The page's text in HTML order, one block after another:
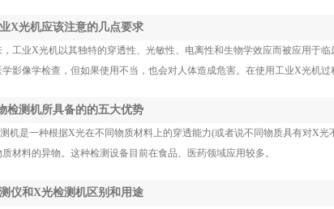
X光机应该注意的几点要求
，工业X光机以其独特的穿透性、光敏性、电离性和生物学效应而被应用于
影像学检查，但如果使用不当，也会对人体造成危害。在使用工业X光机过
检测机所具备的的五大优势
机是一种根据X光在不同物质材料上的穿透能力(或者说不同物质具有对X
材料的异物。这种检测设备目前在食品、医药领域应用较多。
仪和X光检测机区别和用途